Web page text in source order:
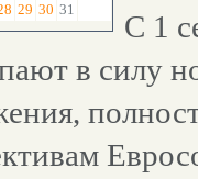
29 30 31
С 1
в силу